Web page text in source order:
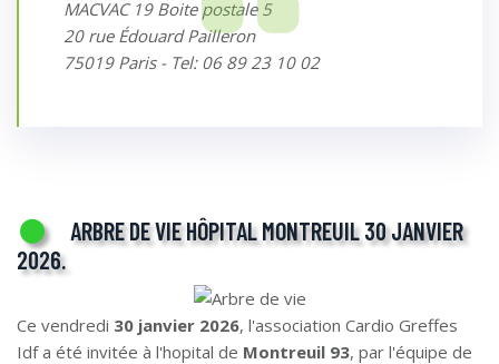
MACVAC 19 Boite postale 5
20 rue Édouard Pailleron
75019 Paris - Tel: 06 89 23 10 02
ARBRE DE VIE HÔPITAL MONTREUIL 30 JANVIER
2026.
Ce vendredi 30 janvier 2026, l'association Cardio Greffes
Idf a été invitée à l'hopital de Montreuil 93, par l'équipe de